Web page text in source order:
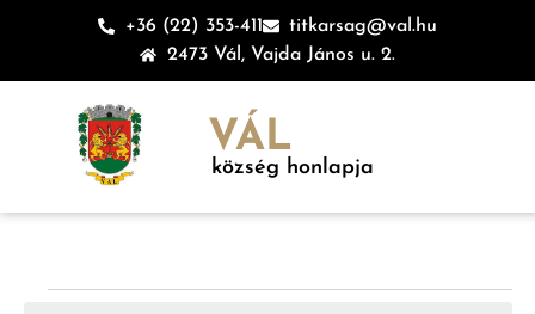
+36 (22) 353-411
titkarsag@val.hu
2473 Vál, Vajda János u. 2.
VÁL
község honlapja